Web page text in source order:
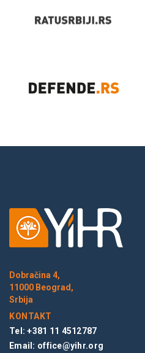
Dobračina 4,
11000 Beograd,
Srbija
KONTAKT
Tel: +381 11 4512787
Email: office@yihr.org